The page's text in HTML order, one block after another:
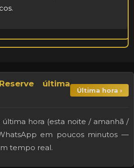
última
Última hora ›
última hora (esta noite / amanhã /
em poucos minutos —
tempo real.